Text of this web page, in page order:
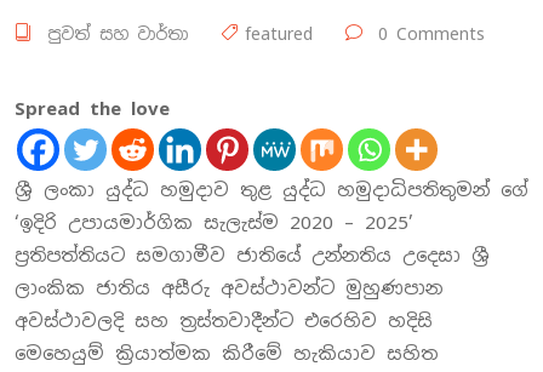
පුවත් සහ වාර්තා featured 0 Comments
Spread the love
ශ්‍රී ලංකා යුද්ධ හමුදාව තුළ යුද්ධ හමුදාධිපතිතුමන් ගේ
‘ඉදිරි උපායමාර්ගික සැලැස්ම 2020 – 2025’
ප්‍රතිපත්තියට සමගාමීව ජාතියේ උන්නතිය උදෙසා ශ්‍රී
ලාංකික ජාතිය අසීරු අවස්ථාවන්ට මුහුණපාන
අවස්ථාවලදි සහ ත්‍රස්තවාදීන්ට එරෙහිව හදිසි
මෙහෙයුම් ක්‍රියාත්මක කිරීමේ හැකියාව සහිත